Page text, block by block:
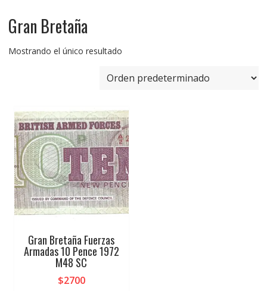
Gran Bretaña
Mostrando el único resultado
Gran Bretaña Fuerzas
Armadas 10 Pence 1972
M48 SC
$2700